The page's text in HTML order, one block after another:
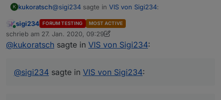
K kukoratsch@sigi234 sagte in VIS von Sigi234:
View Spritpreise:
View_Sprit.txt
Hallo Sigi
Kannst Du vielleicht auch Skript zur Verfügung
stellen
Online
sigi234 FORUM TESTING MOST ACTIVE
schrieb am 27. Jan. 2020, 09:29
zuletzt editiert von sigi234
@kukoratsch sagte in VIS von Sigi234:
@sigi234 sagte in VIS von Sigi234: